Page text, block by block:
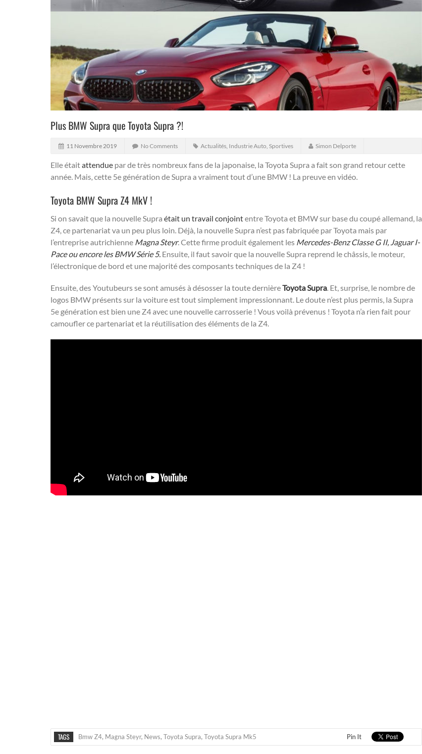
Plus BMW Supra que Toyota Supra ?!
11 Novembre 2019 No Comments Actualités, Industrie Auto, Sportives Simon Delporte
Elle étaitattendue par de très nombreux fans de la japonaise, la Toyota Supra a fait son grand retour cette
année. Mais, cette 5e génération de Supra a vraiment tout d’une BMW ! La preuve en vidéo.
Toyota BMW Supra Z4 MkV !
Si on savait que la nouvelle Supra était un travail conjointentre Toyota et BMW sur base du coupé allemand, la
Z4, ce partenariat va un peu plus loin. Déjà, la nouvelle Supra n’est pas fabriquée par Toyota mais par
l’entreprise autrichienne Magna Steyr. Cette firme produit également les Mercedes-Benz Classe G II, Jaguar I-
Pace ou encore les BMW Série 5. Ensuite, il faut savoir que la nouvelle Supra reprend le châssis, le moteur,
l’électronique de bord et une majorité des composants techniques de la Z4 !
Ensuite, des Youtubeurs se sont amusés à désosser la toute dernièreToyota Supra. Et, surprise, le nombre de
logos BMW présents sur la voiture est tout simplement impressionnant. Le doute n’est plus permis, la Supra
5e génération est bien une Z4 avec une nouvelle carrosserie ! Vous voilà prévenus ! Toyota n’a rien fait pour
camoufler ce partenariat et la réutilisation des éléments de la Z4.
TAGS Bmw Z4, Magna Steyr, News, Toyota Supra, Toyota Supra Mk5 Pin It